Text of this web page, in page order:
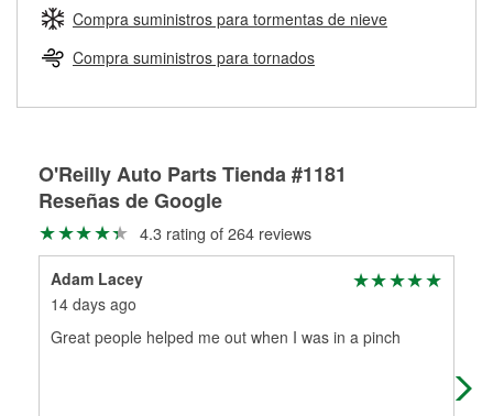
Más información sobre el Programa de Préstamo de
Herramientas de O'Reilly
medirán tus tambores o discos para determinar si pueden
ser rectificados con seguridad. Si tus tambores o discos no
pueden ser reutilizados, podemos ayudarte a encontrar las
partes de reemplazo correctas para tu reparación.
Rectificación de tambores y discos de freno
Compra suministros para tormentas de nieve
Compra suministros para tornados
O'Reilly Auto Parts Tienda #1181
Reseñas de Google
4.3 rating of 264 reviews
Adam Lacey
14 days ago
Great people helped me out when I was in a pinch